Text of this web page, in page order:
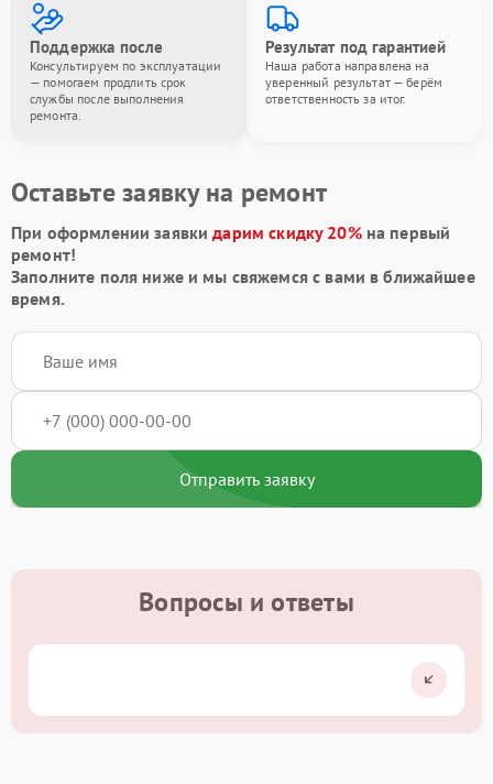
Поддержка после
Консультируем по эксплуатации
— помогаем продлить срок
службы после выполнения
ремонта.
Результат под гарантией
Наша работа направлена на
уверенный результат — берём
ответственность за итог.
Оставьте заявку на ремонт
При оформлении заявкидарим скидку 20%на первый
ремонт!
Заполните поля ниже и мы свяжемся с вами в ближайшее
время.
Отправить заявку
Вопросы и ответы